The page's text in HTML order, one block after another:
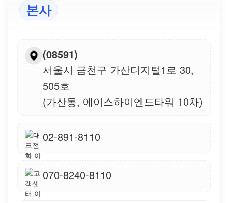
본사
(08591)
서울시 금천구 가산디지털1로 30,
505호
(가산동, 에이스하이엔드타워 10차)
02-891-8110
070-8240-8110